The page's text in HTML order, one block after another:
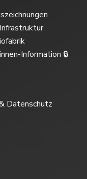
Information 🔒
Datenschutz